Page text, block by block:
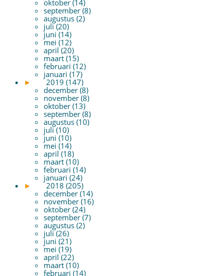
oktober (14)
september (8)
augustus (2)
juli (20)
juni (14)
mei (12)
april (20)
maart (15)
februari (12)
januari (17)
►
2019 (147)
december (8)
november (8)
oktober (13)
september (8)
augustus (10)
juli (10)
juni (10)
mei (14)
april (18)
maart (10)
februari (14)
januari (24)
►
2018 (205)
december (14)
november (16)
oktober (24)
september (7)
augustus (2)
juli (26)
juni (21)
mei (19)
april (22)
maart (10)
februari (14)